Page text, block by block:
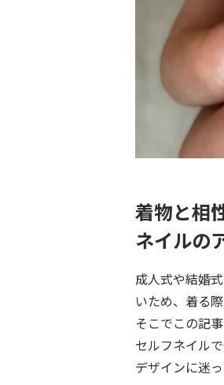
着物と相
ネイルの
成人式や結婚
いため、着る
そこでこの記
セルフネイル
デザインに迷